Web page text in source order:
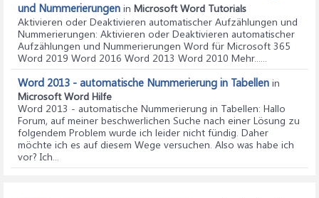
und Nummerierungen in Microsoft Word Tutorials
Aktivieren oder Deaktivieren automatischer Aufzählungen und
Nummerierungen: Aktivieren oder Deaktivieren automatischer
Aufzählungen und Nummerierungen Word für Microsoft 365
Word 2019 Word 2016 Word 2013 Word 2010 Mehr......
Word 2013 - automatische Nummerierung in Tabellen in
Microsoft Word Hilfe
Word 2013 - automatische Nummerierung in Tabellen: Hallo
Forum, auf meiner beschwerlichen Suche nach einer Lösung zu
folgendem Problem wurde ich leider nicht fündig. Daher
möchte ich es auf diesem Wege versuchen. Also was habe ich
vor? Ich...